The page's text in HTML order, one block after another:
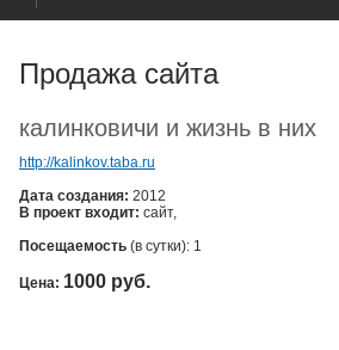
Продажа сайта
калинковичи и жизнь в них
http://kalinkov.taba.ru
Дата создания: 2012
В проект входит: сайт,
Посещаемость (в сутки): 1
Цена: 1000 руб.